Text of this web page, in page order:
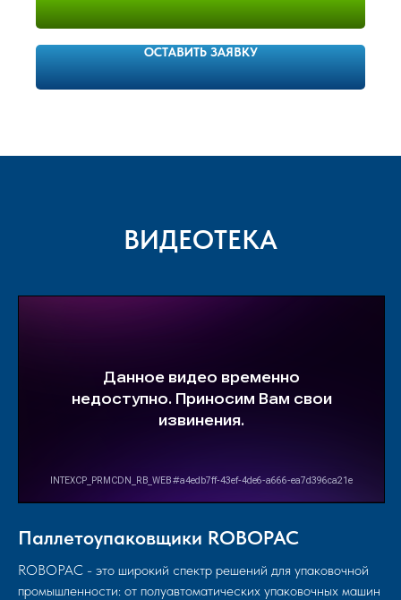
ОСТАВИТЬ ЗАЯВКУ
ВИДЕОТЕКА
Паллетоупаковщики ROBOPAC
ROBOPAC - это широкий спектр решений для упаковочной
промышленности: от полуавтоматических упаковочных машин